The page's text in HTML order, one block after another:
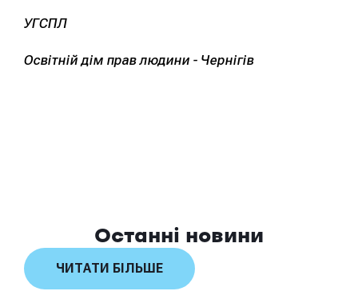
УГСПЛ
Освітній дім прав людини - Чернігів
Останні новини
ЧИТАТИ БІЛЬШЕ